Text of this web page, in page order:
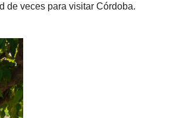
de veces para visitar Córdoba.